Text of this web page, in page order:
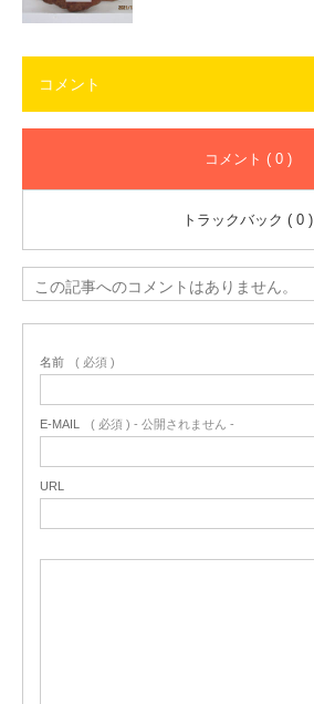
コメント
コメント ( 0 )
トラックバック ( 0 )
この記事へのコメントはありません。
名前 ( 必須 )
E-MAIL ( 必須 ) - 公開されません -
URL